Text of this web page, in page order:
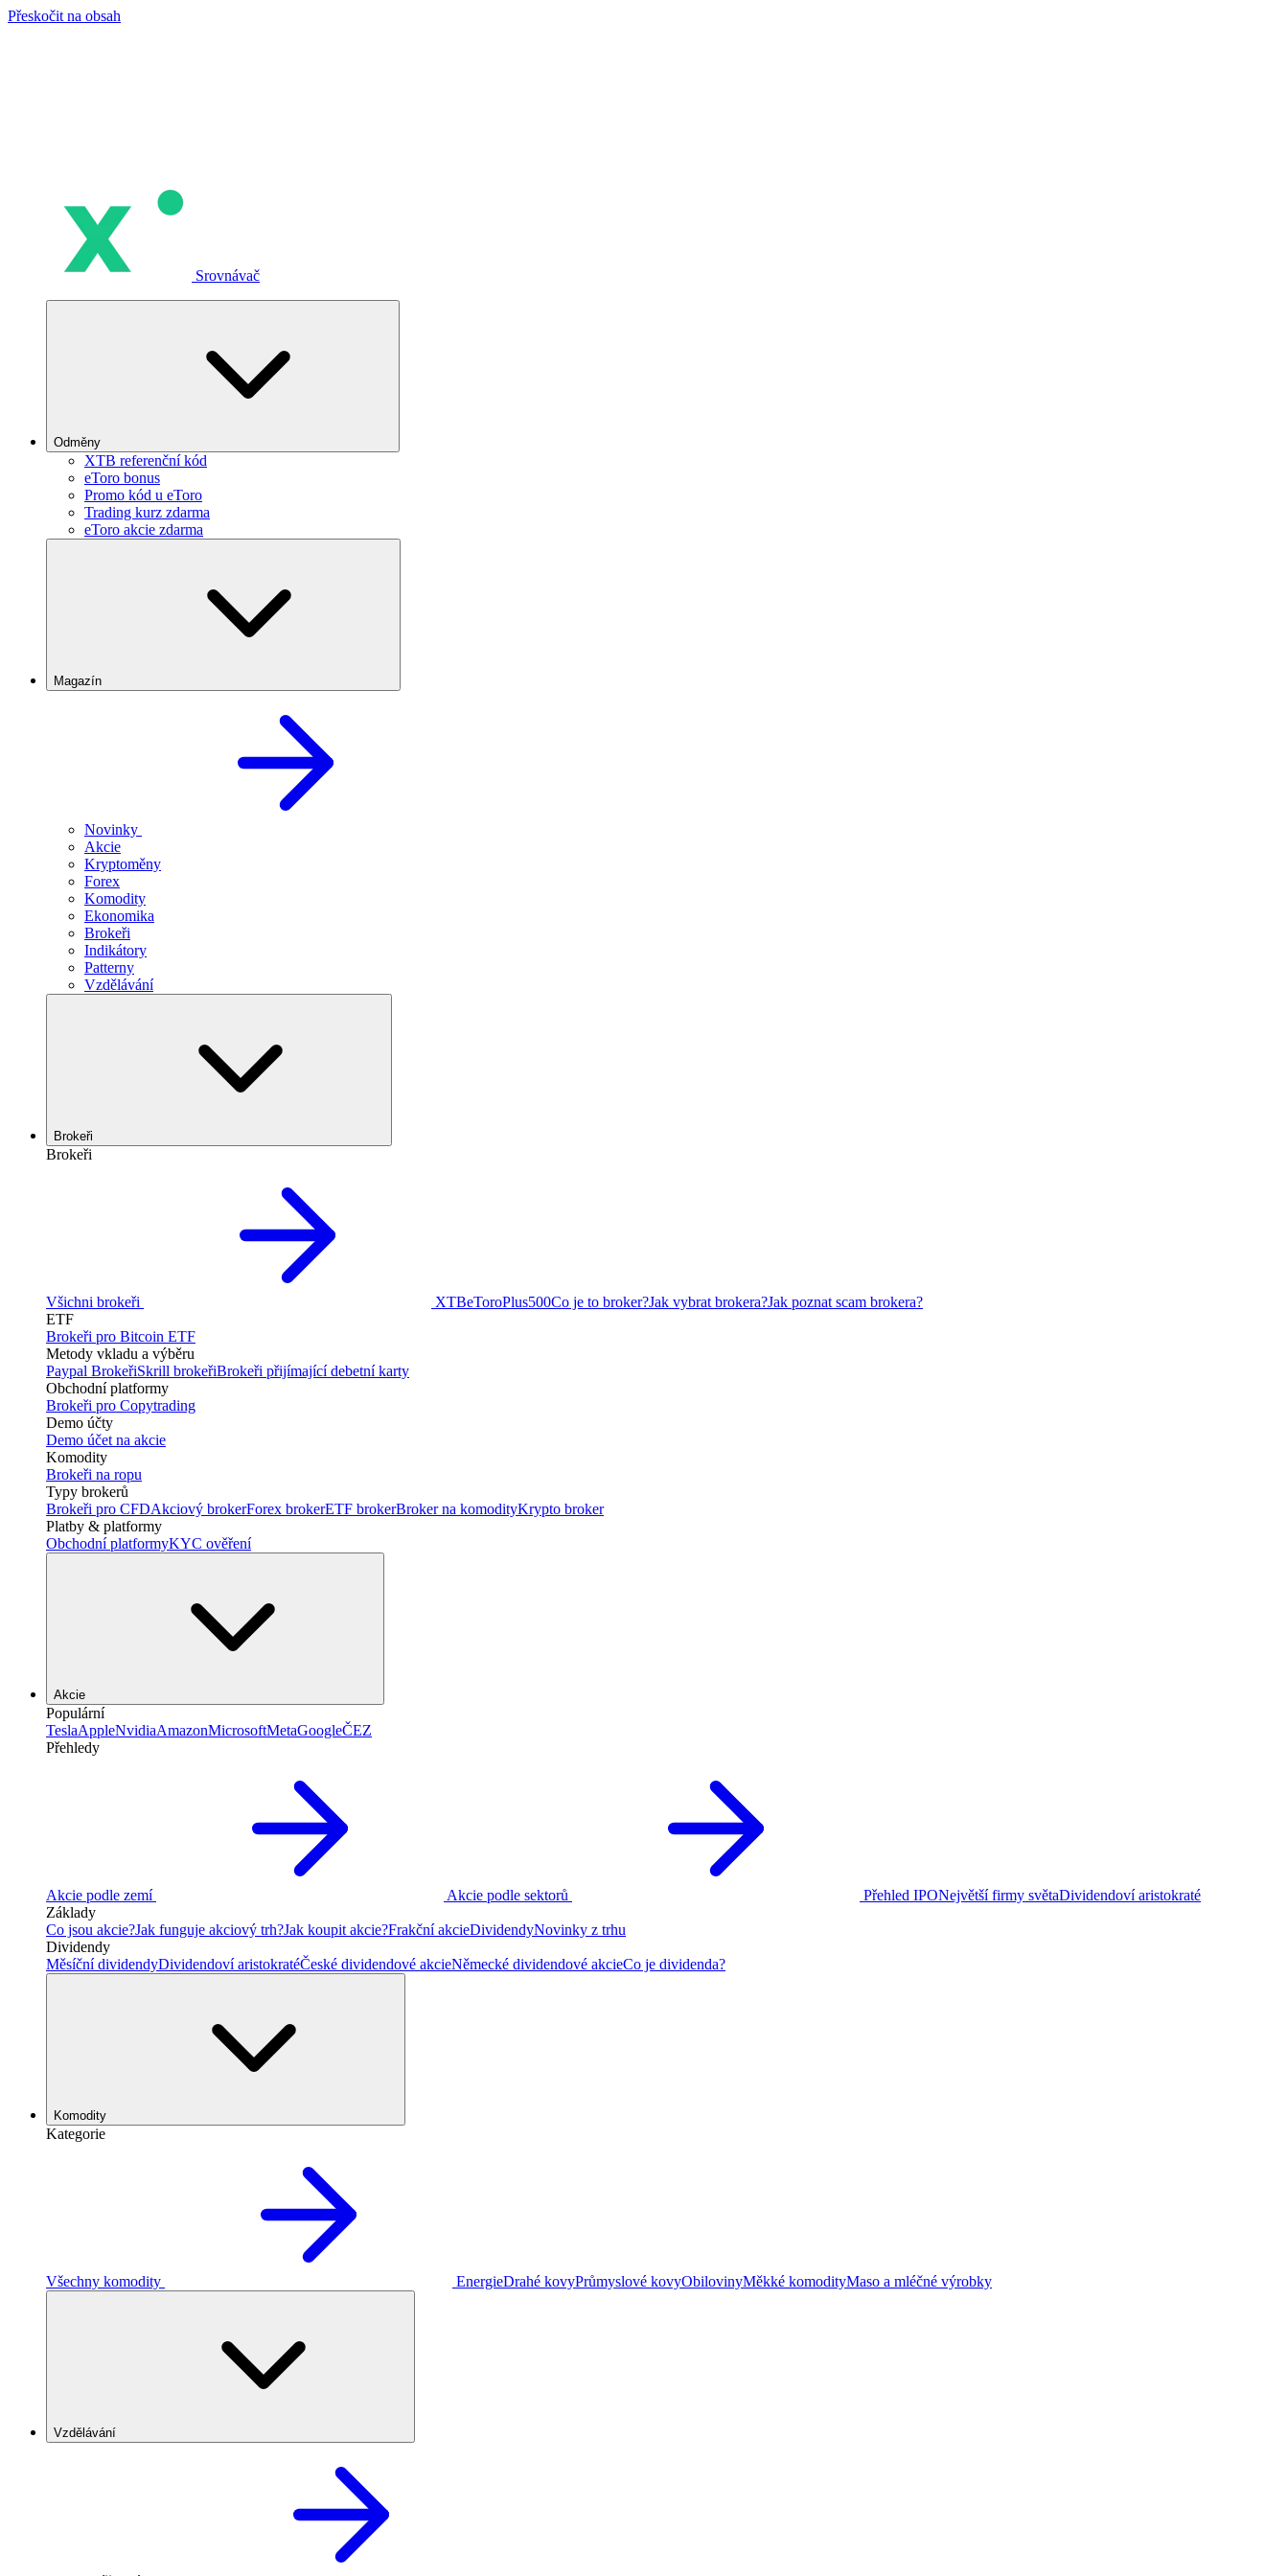
Přeskočit na obsah
Srovnávač
Odměny
XTB referenční kód
eToro bonus
Promo kód u eToro
Trading kurz zdarma
eToro akcie zdarma
Magazín
Novinky
Akcie
Kryptoměny
Forex
Komodity
Ekonomika
Brokeři
Indikátory
Patterny
Vzdělávání
Brokeři
Brokeři
Všichni brokeři XTBeToroPlus500Co je to broker?Jak vybrat brokera?Jak poznat scam brokera?
ETF
Brokeři pro Bitcoin ETF
Metody vkladu a výběru
Paypal BrokeřiSkrill brokeřiBrokeři přijímající debetní karty
Obchodní platformy
Brokeři pro Copytrading
Demo účty
Demo účet na akcie
Komodity
Brokeři na ropu
Typy brokerů
Brokeři pro CFDAkciový brokerForex brokerETF brokerBroker na komodityKrypto broker
Platby & platformy
Obchodní platformyKYC ověření
Akcie
Populární
TeslaAppleNvidiaAmazonMicrosoftMetaGoogleČEZ
Přehledy
Akcie podle zemí Akcie podle sektorů Přehled IPONejvětší firmy světaDividendoví aristokraté
Základy
Co jsou akcie?Jak funguje akciový trh?Jak koupit akcie?Frakční akcieDividendyNovinky z trhu
Dividendy
Měsíční dividendyDividendoví aristokratéČeské dividendové akcieNěmecké dividendové akcieCo je dividenda?
Komodity
Kategorie
Všechny komodity EnergieDrahé kovyPrůmyslové kovyObilovinyMěkké komodityMaso a mléčné výrobky
Vzdělávání